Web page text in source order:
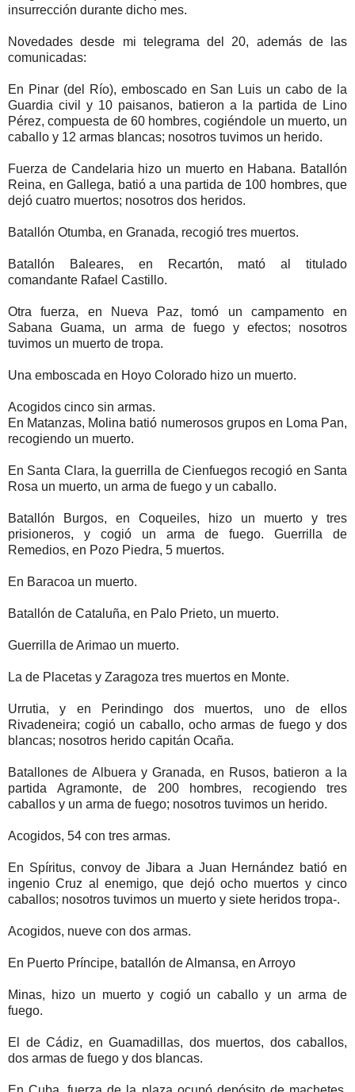
insurrección durante dicho mes.
Novedades desde mi telegrama del 20, además de las
comunicadas:
En Pinar (del Río), emboscado en San Luis un cabo de la
Guardia civil y 10 paisanos, batieron a la partida de Lino
Pérez, compuesta de 60 hombres, cogiéndole un muerto, un
caballo y 12 armas blancas; nosotros tuvimos un herido.
Fuerza de Candelaria hizo un muerto en Habana. Batallón
Reina, en Gallega, batió a una partida de 100 hombres, que
dejó cuatro muertos; nosotros dos heridos.
Batallón Otumba, en Granada, recogió tres muertos.
Batallón Baleares, en Recartón, mató al titulado
comandante Rafael Castillo.
Otra fuerza, en Nueva Paz, tomó un campamento en
Sabana Guama, un arma de fuego y efectos; nosotros
tuvimos un muerto de tropa.
Una emboscada en Hoyo Colorado hizo un muerto.
Acogidos cinco sin armas.
En Matanzas, Molina batió numerosos grupos en Loma Pan,
recogiendo un muerto.
En Santa Clara, la guerrilla de Cienfuegos recogió en Santa
Rosa un muerto, un arma de fuego y un caballo.
Batallón Burgos, en Coqueiles, hizo un muerto y tres
prisioneros, y cogió un arma de fuego. Guerrilla de
Remedios, en Pozo Piedra, 5 muertos.
En Baracoa un muerto.
Batallón de Cataluña, en Palo Prieto, un muerto.
Guerrilla de Arimao un muerto.
La de Placetas y Zaragoza tres muertos en Monte.
Urrutia, y en Perindingo dos muertos, uno de ellos
Rivadeneira; cogió un caballo, ocho armas de fuego y dos
blancas; nosotros herido capitán Ocaña.
Batallones de Albuera y Granada, en Rusos, batieron a la
partida Agramonte, de 200 hombres, recogiendo tres
caballos y un arma de fuego; nosotros tuvimos un herido.
Acogidos, 54 con tres armas.
En Spíritus, convoy de Jibara a Juan Hernández batió en
ingenio Cruz al enemigo, que dejó ocho muertos y cinco
caballos; nosotros tuvimos un muerto y siete heridos tropa-.
Acogidos, nueve con dos armas.
En Puerto Príncipe, batallón de Almansa, en Arroyo
Minas, hizo un muerto y cogió un caballo y un arma de
fuego.
El de Cádiz, en Guamadillas, dos muertos, dos caballos,
dos armas de fuego y dos blancas.